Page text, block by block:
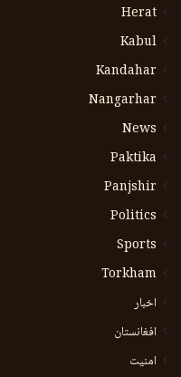
Herat
Kabul
Kandahar
Nangarhar
News
Paktika
Panjshir
Politics
Sports
Torkham
اخبار
افغانستان
امنیت